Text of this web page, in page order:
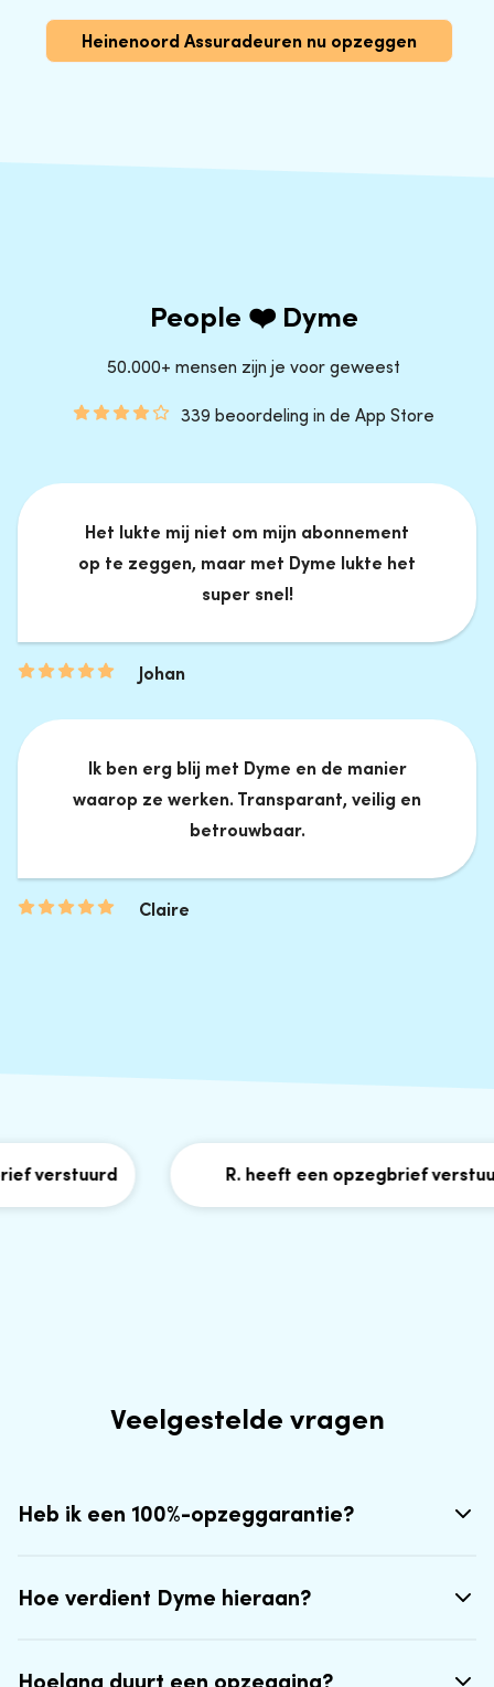
Heinenoord Assuradeuren nu opzeggen
People ❤️ Dyme
50.000+ mensen zijn je voor geweest
339 beoordeling in de App Store
Het lukte mij niet om mijn abonnement
op te zeggen, maar met Dyme lukte het
super snel!
Johan
Ik ben erg blij met Dyme en de manier
waarop ze werken. Transparant, veilig en
betrouwbaar.
Claire
verstuurd R. heeft een opzegbrief verstuurd
Veelgestelde vragen
Heb ik een 100%-opzeggarantie?
Hoe verdient Dyme hieraan?
Hoelang duurt een opzegging?